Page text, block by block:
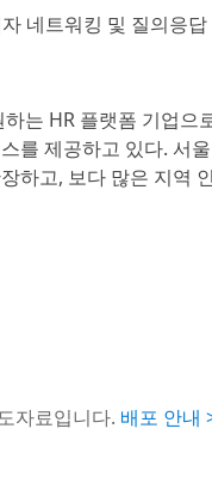
네트워킹 및 질의응답
는 HR 플랫폼 기업으
를 제공하고 있다. 서
하고, 보다 많은 지역
자료입니다. 배포 안내